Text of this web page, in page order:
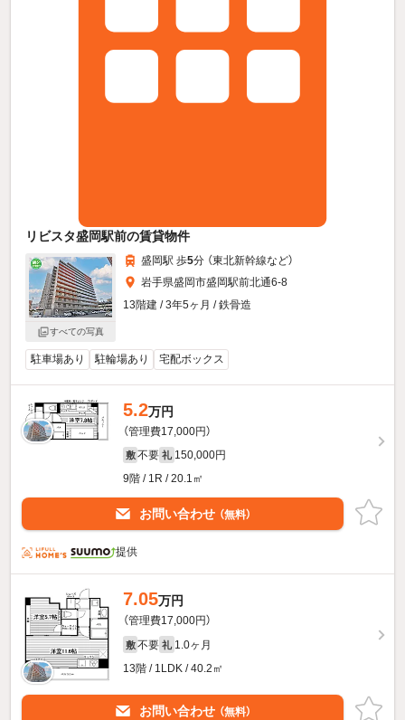
リビスタ盛岡駅前の賃貸物件
すべての写真
盛岡駅 歩5分 （東北新幹線など）
岩手県盛岡市盛岡駅前北通6-8
13階建 / 3年5ヶ月 / 鉄骨造
駐車場あり 駐輪場あり 宅配ボックス
5.2万円
（管理費17,000円）
敷 不要 礼 150,000円
9階 / 1R / 20.1㎡
お問い合わせ （無料）
提供
7.05万円
（管理費17,000円）
敷 不要 礼 1.0ヶ月
13階 / 1LDK / 40.2㎡
お問い合わせ （無料）